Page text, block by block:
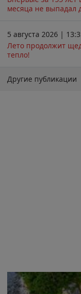
месяца не выпадал
5 августа 2026 |
Лето продолжит
тепло!
Другие публикации